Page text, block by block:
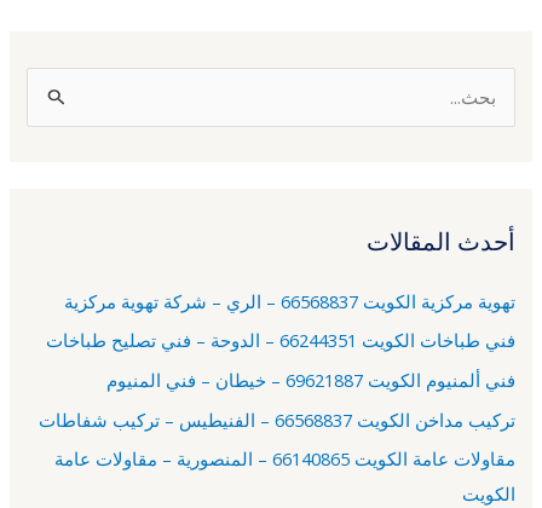
ل
ث
ن
:
أحدث المقالات
تهوية مركزية الكويت 66568837 – الري – شركة تهوية مركزية
فني طباخات الكويت 66244351 – الدوحة – فني تصليح طباخات
فني ألمنيوم الكويت 69621887 – خيطان – فني المنيوم
تركيب مداخن الكويت 66568837 – الفنيطيس – تركيب شفاطات
مقاولات عامة الكويت 66140865 – المنصورية – مقاولات عامة
الكويت